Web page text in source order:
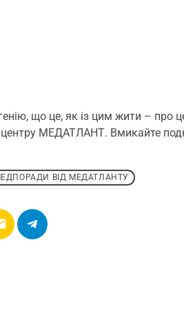
що це, як із цим жити – про
центру МЕДАТЛАНТ. Вмикайте
ВІД МЕДАТЛАНТУ